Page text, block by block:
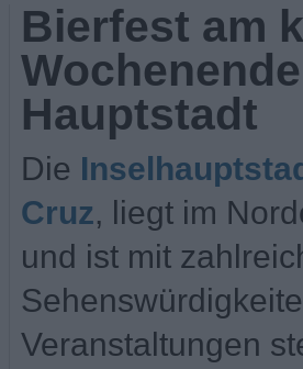
Bierfest am
Hauptstadt
Die
Cruz, liegt im
und ist mit
Veranstaltungen